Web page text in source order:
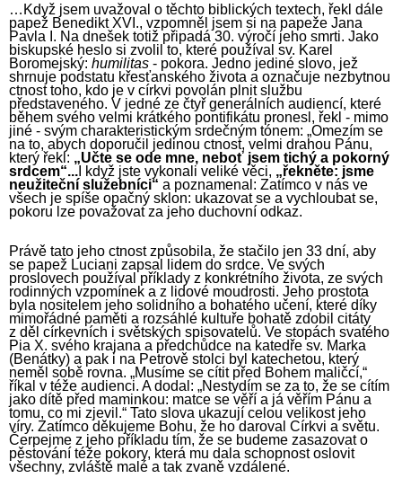
… Když jsem uvažoval o těchto biblických textech, řekl dále
papež Benedikt XVI., vzpomněl jsem si na papeže Jana
Pavla I. Na dnešek totiž připadá 30. výročí jeho smrti. Jako
biskupské heslo si zvolil to, které používal sv. Karel
Boromejský: humilitas - pokora. Jedno jediné slovo, jež
shrnuje podstatu křesťanského života a označuje nezbytnou
ctnost toho, kdo je v církvi povolán plnit službu
představeného. V jedné ze čtyř generálních audiencí, které
během svého velmi krátkého pontifikátu pronesl, řekl - mimo
jiné - svým charakteristickým srdečným tónem: „Omezím se
na to, abych doporučil jedinou ctnost, velmi drahou Pánu,
který řekl: „Učte se ode mne, neboť jsem tichý a pokorný
srdcem“... I když jste vykonali veliké věci, „řekněte: jsme
neužiteční služebníci“ a poznamenal: Zatímco v nás ve
všech je spíše opačný sklon: ukazovat se a vychloubat se,
pokoru lze považovat za jeho duchovní odkaz.
Právě tato jeho ctnost způsobila, že stačilo jen 33 dní, aby
se papež Luciani zapsal lidem do srdce. Ve svých
proslovech používal příklady z konkrétního života, ze svých
rodinných vzpomínek a z lidové moudrosti. Jeho prostota
byla nositelem jeho solidního a bohatého učení, které díky
mimořádné paměti a rozsáhlé kultuře bohatě zdobil citáty
z děl církevních i světských spisovatelů. Ve stopách svatého
Pia X. svého krajana a předchůdce na katedře sv. Marka
(Benátky) a pak i na Petrově stolci byl katechetou, který
neměl sobě rovna. „Musíme se cítit před Bohem maličcí,“
říkal v téže audienci. A dodal: „Nestydím se za to, že se cítím
jako dítě před maminkou: matce se věří a já věřím Pánu a
tomu, co mi zjevil.“ Tato slova ukazují celou velikost jeho
víry. Zatímco děkujeme Bohu, že ho daroval Církvi a světu.
Čerpejme z jeho příkladu tím, že se budeme zasazovat o
pěstování téže pokory, která mu dala schopnost oslovit
všechny, zvláště malé a tak zvaně vzdálené.